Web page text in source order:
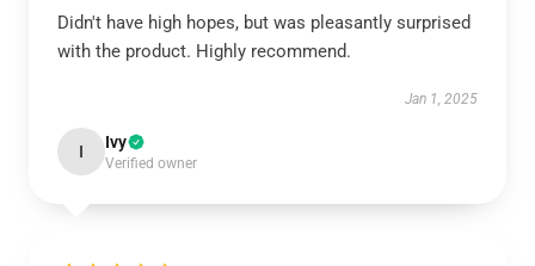
Didn't have high hopes, but was pleasantly surprised
with the product. Highly recommend.
Jan 1, 2025
I Ivy
Verified owner